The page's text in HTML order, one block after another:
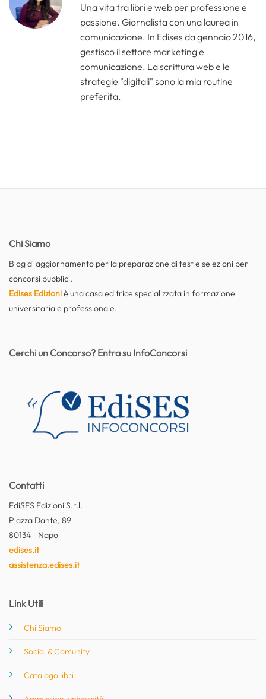
Una vita tra libri e web per professione e
passione. Giornalista con una laurea in
comunicazione. In Edises da gennaio 2016,
gestisco il settore marketing e
comunicazione. La scrittura web e le
strategie "digitali" sono la mia routine
preferita.
Chi Siamo
Blog di aggiornamento per la preparazione di test e selezioni per
concorsi pubblici.
Edises Edizioniè una casa editrice specializzata in formazione
universitaria e professionale.
Contatti
EdiSES Edizioni S.r.l.
Piazza Dante, 89
80134 - Napoli
edises.it-
assistenza.edises.it
Link Utili
Chi Siamo
Social & Comunity
Catalogo libri
Cerchi un Concorso? Entra su InfoConcorsi